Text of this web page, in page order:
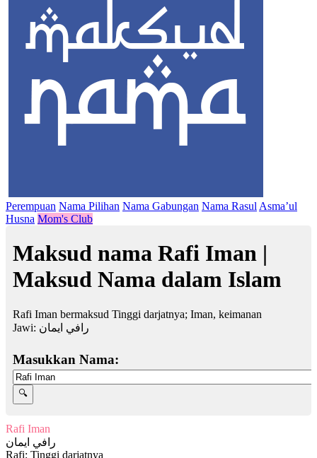
Perempuan Nama Pilihan Nama Gabungan Nama Rasul Asma’ul
Husna Mom's Club
Maksud nama Rafi Iman |
Maksud Nama dalam Islam
Rafi Iman bermaksud Tinggi darjatnya; Iman, keimanan
Jawi: رافي ايمان
Masukkan Nama:
Rafi Iman
رافي ايمان
Rafi: Tinggi darjatnya